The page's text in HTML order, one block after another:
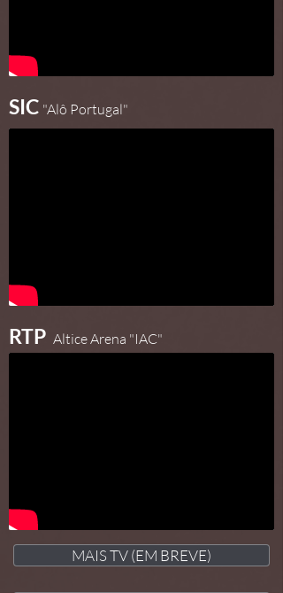
SIC "Alô Portugal"
RTP Altice Arena "IAC"
MAIS TV (EM BREVE)